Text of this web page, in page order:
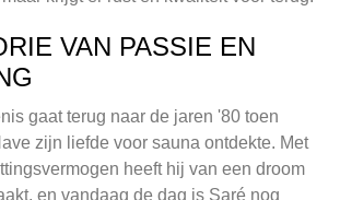
VAN PASSIE EN
gaat terug naar de jaren '80 toen
zijn liefde voor sauna ontdekte. Met
heeft hij van een droom
en vandaag de dag is Saré nog